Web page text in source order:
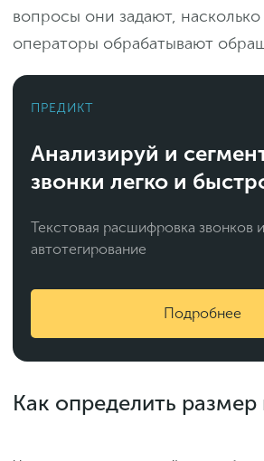
вопросы они задают, насколько
операторы обрабатывают
ПРЕДИКТ
Анализируй и
звонки легко и
Текстовая расшифровка звонков и
автотегирование
Подробнее
Как определить